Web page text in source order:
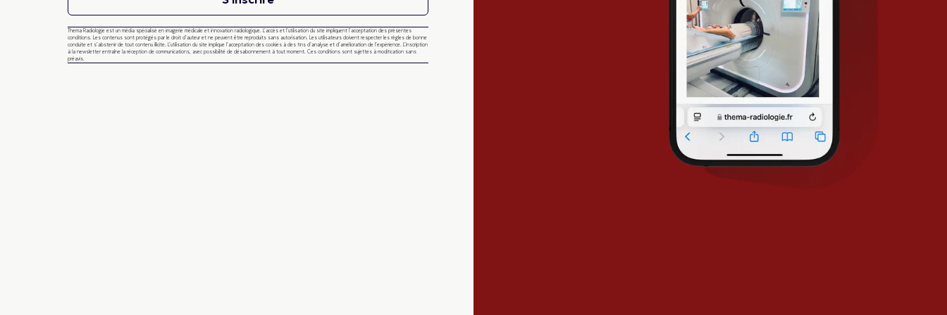
Thema Radiologie est un média spécialisé en imagerie médicale et innovation radiologique. L’accès et l’utilisation du site impliquent l’acceptation des présentes
conditions. Les contenus sont protégés par le droit d’auteur et ne peuvent être reproduits sans autorisation. Les utilisateurs doivent respecter les règles de bonne
conduite et s’abstenir de tout contenu illicite. L’utilisation du site implique l’acceptation des cookies à des fins d’analyse et d’amélioration de l’expérience. L’inscription
à la newsletter entraîne la réception de communications, avec possibilité de désabonnement à tout moment. Ces conditions sont sujettes à modification sans
préavis.